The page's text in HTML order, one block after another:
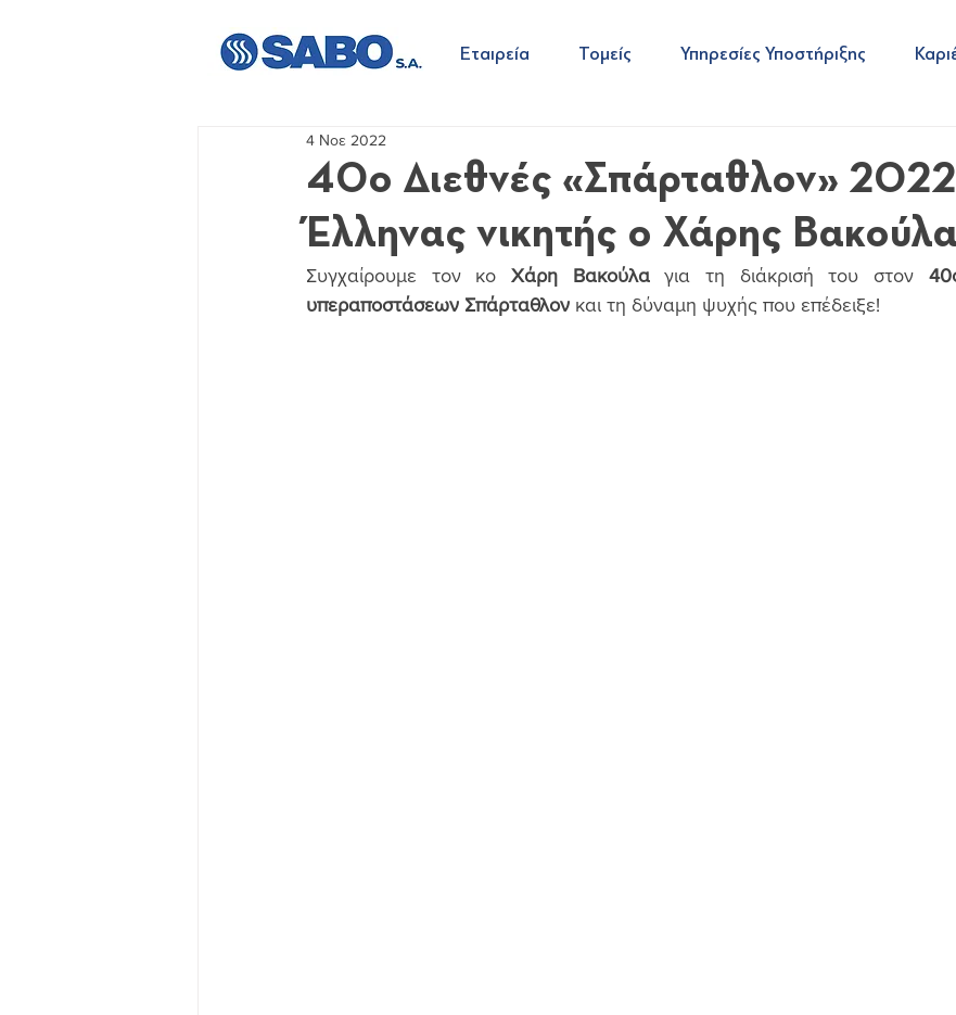
Εταιρεία Τομείς Υπηρεσίες Υποστήριξης
40o Διεθνές «Σπάρταθλον»
Έλληνας νικητής ο Χάρης
4 Νοε 2022
Συγχαίρουμε τον κο Χάρη Βακούλα για τη διάκρισή του στον
υπεραποστάσεων Σπάρταθλον και τη δύναμη ψυχής που επέδειξε!